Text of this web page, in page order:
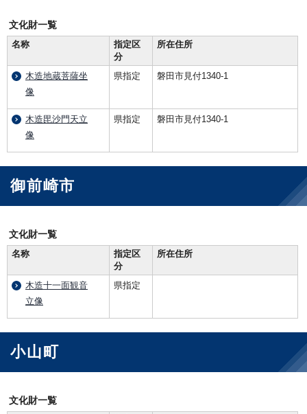
文化財一覧
名称
指定区
分
所在住所
木造地蔵菩薩坐
像
県指定 磐田市見付1340-1
木造毘沙門天立
像
県指定 磐田市見付1340-1
御前崎市
文化財一覧
名称
指定区
分
所在住所
木造十一面観音
立像
県指定
小山町
文化財一覧